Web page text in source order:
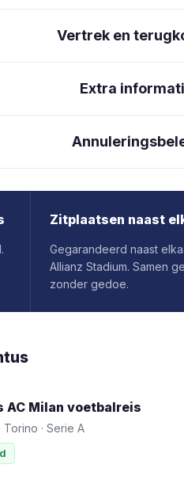
Vertrek en
Extra
Zitplaatsen naast
Gegarandeerd naast
Allianz Stadium. Samen
zonder gedoe.
AC Milan voetbalreis
Torino · Serie A